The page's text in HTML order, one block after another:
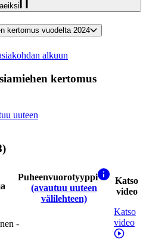
kertomus vuodelta 2024
alkuun
kertomus
uuteen
Puheenvuorotyyppi
(avautuu uuteen
välilehteen)
Katso
video
-
Katso
video